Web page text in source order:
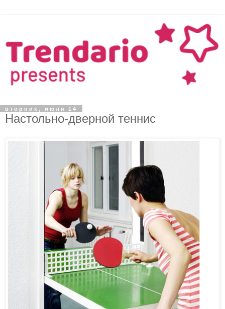
вторник, июля 14
Настольно-дверной теннис